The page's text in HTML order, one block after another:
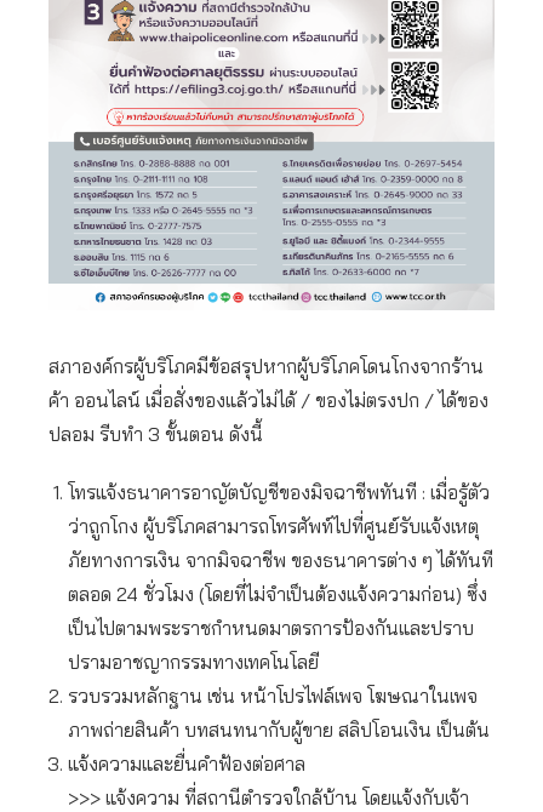
สภาองค์กรผู้บริโภคมีข้อสรุปหากผู้บริโภคโดนโกงจากร้าน
ค้า ออนไลน์ เมื่อสั่งของแล้วไม่ได้ / ของไม่ตรงปก / ได้ของ
ปลอม รีบทำ 3 ขั้นตอน ดังนี้
โทรแจ้งธนาคารอาญัตบัญชีของมิจฉาชีพทันที : เมื่อรู้ตัว
ว่าถูกโกง ผู้บริโภคสามารถโทรศัพท์ไปที่ศูนย์รับแจ้งเหตุ
ภัยทางการเงิน จากมิจฉาชีพ ของธนาคารต่าง ๆ ได้ทันที
ตลอด 24 ชั่วโมง (โดยที่ไม่จำเป็นต้องแจ้งความก่อน) ซึ่ง
เป็นไปตามพระราชกำหนดมาตรการป้องกันและปราบ
ปรามอาชญากรรมทางเทคโนโลยี
รวบรวมหลักฐาน เช่น หน้าโปรไฟล์เพจ โฆษณาในเพจ
ภาพถ่ายสินค้า บทสนทนากับผู้ขาย สลิปโอนเงิน เป็นต้น
แจ้งความและยื่นคำฟ้องต่อศาล
>>> แจ้งความ ที่สถานีตำรวจใกล้บ้าน โดยแจ้งกับเจ้า